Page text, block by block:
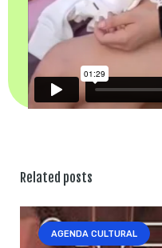
Related posts
AGENDA CULTURAL